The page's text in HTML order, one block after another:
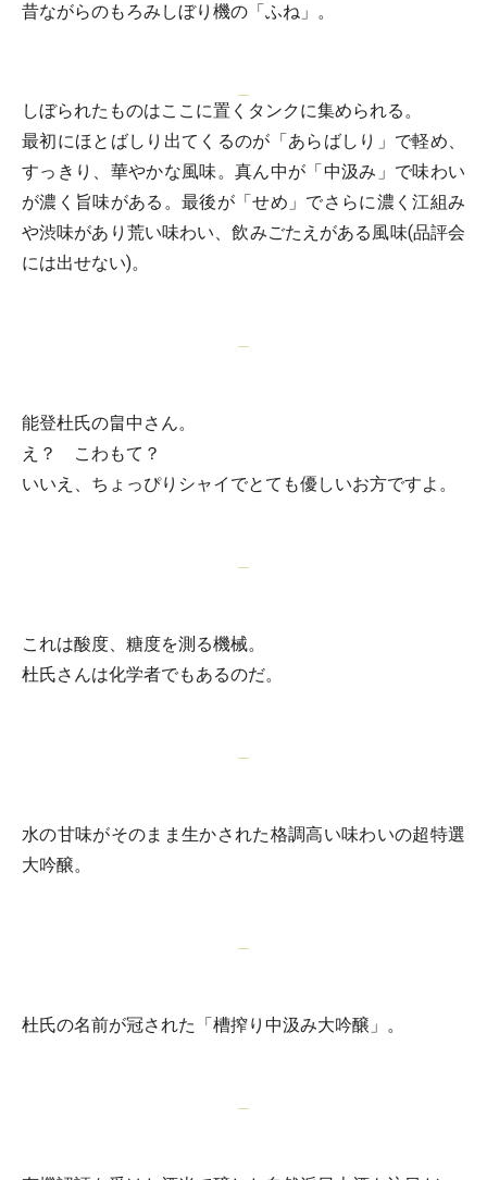
昔ながらのもろみしぼり機の「ふね」。
しぼられたものはここに置くタンクに集められる。
最初にほとばしり出てくるのが「あらばしり」で軽め、
すっきり、華やかな風味。真ん中が「中汲み」で味わい
が濃く旨味がある。最後が「せめ」でさらに濃く江組み
や渋味があり荒い味わい、飲みごたえがある風味(品評会
には出せない)。
能登杜氏の畠中さん。
え？ こわもて？
いいえ、ちょっぴりシャイでとても優しいお方ですよ。
これは酸度、糖度を測る機械。
杜氏さんは化学者でもあるのだ。
水の甘味がそのまま生かされた格調高い味わいの超特選
大吟醸。
杜氏の名前が冠された「槽搾り中汲み大吟醸」。